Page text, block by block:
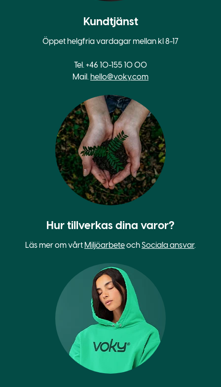
Kundtjänst
Öppet helgfria vardagar mellan kl 8-17
Tel. +46 10-155 10 00
Mail. hello@voky.com
Hur tillverkas dina varor?
Läs mer om vårt MiljöarbeteochSociala ansvar.